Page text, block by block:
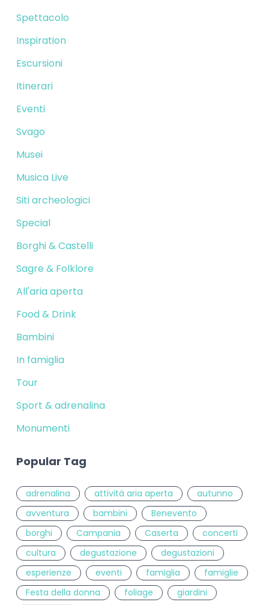
Spettacolo
Inspiration
Escursioni
Itinerari
Eventi
Svago
Musei
Musica Live
Siti archeologici
Special
Borghi & Castelli
Sagre & Folklore
All'aria aperta
Food & Drink
Bambini
In famiglia
Tour
Sport & adrenalina
Monumenti
Popular Tag
adrenalina attività aria aperta
autunno
avventura
bambini
Benevento
borghi
Campania Caserta
concerti
cultura
degustazione
degustazioni
esperienze
eventi famiglia
famiglie
Festa della donna
foliage
giardini